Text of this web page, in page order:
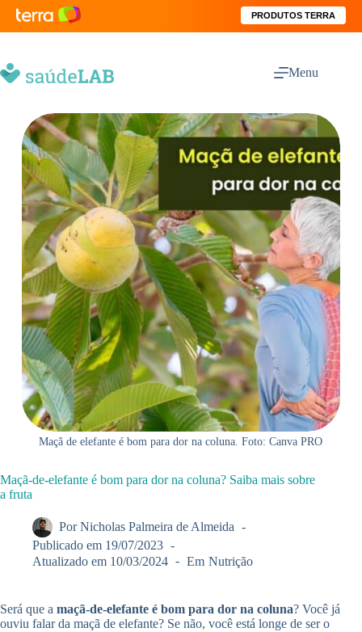
PRODUTOS TERRA
Menu
Maçã de elefante é bom para dor na coluna. Foto: Canva PRO
Maçã-de-elefante é bom para dor na coluna? Saiba mais sobre
a fruta
Por Nicholas Palmeira de Almeida
Publicado em 19/07/2023
Atualizado em 10/03/2024 Em Nutrição
Será que a maçã-de-elefante é bom para dor na coluna? Você já
ouviu falar da maçã de elefante? Se não, você está longe de ser o